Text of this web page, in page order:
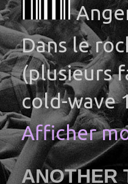
Dans le
(plusieurs
cold-wave
Afficher
ANOTHER